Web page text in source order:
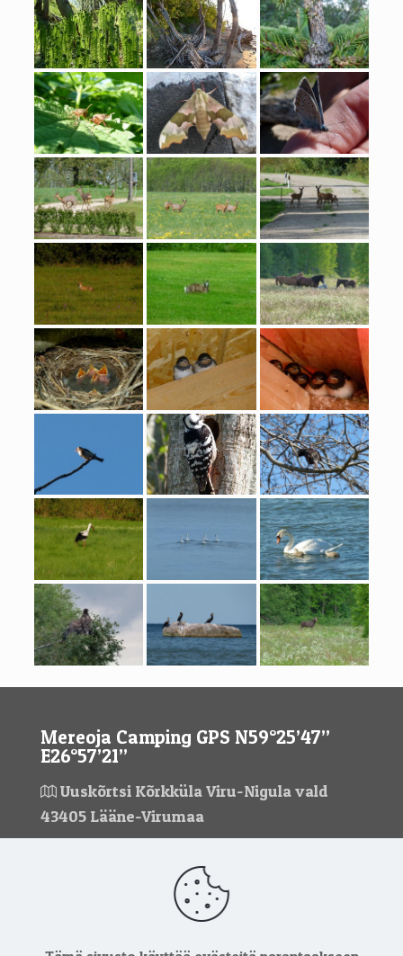
Mereoja Camping GPS N59°25’47’’
E26°57’21’’
Uuskõrtsi Kõrkküla Viru-Nigula vald
43405 Lääne-Virumaa
mereoja@mereoja.eu
+372 517 8611